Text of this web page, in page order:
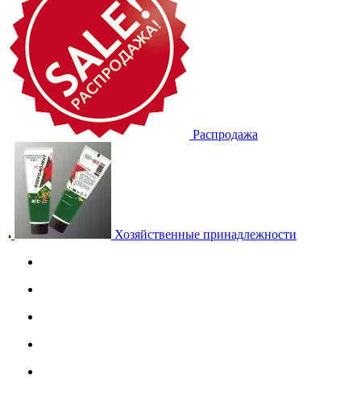
Распродажа
Хозяйственные принадлежности